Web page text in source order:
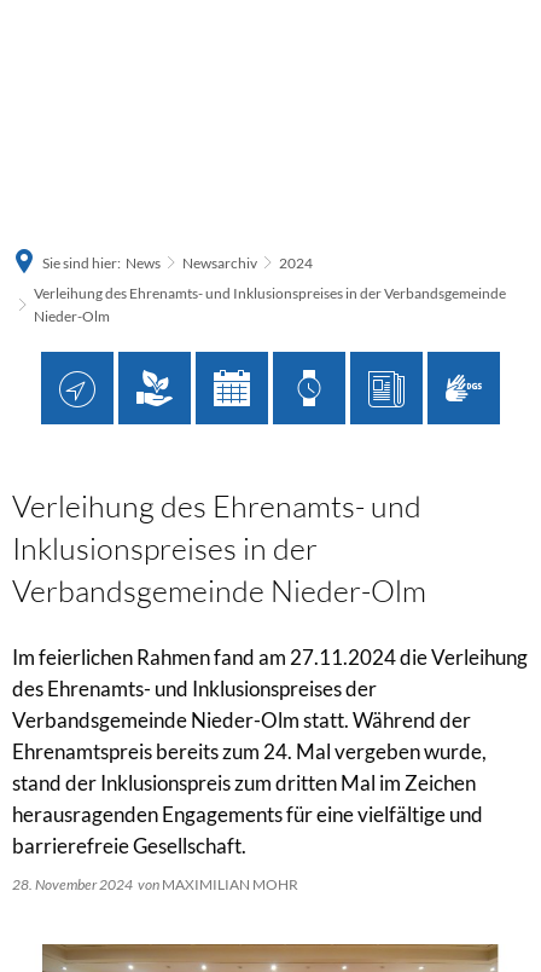
Sie sind hier: News Newsarchiv
2024
Verleihung des Ehrenamts- und Inklusionspreises in der Verbandsgemeinde
Nieder-Olm
Verleihung des Ehrenamts- und
Inklusionspreises in der
Verbandsgemeinde Nieder-Olm
Im feierlichen Rahmen fand am 27.11.2024 die Verleihung
des Ehrenamts- und Inklusionspreises der
Verbandsgemeinde Nieder-Olm statt. Während der
Ehrenamtspreis bereits zum 24. Mal vergeben wurde,
stand der Inklusionspreis zum dritten Mal im Zeichen
herausragenden Engagements für eine vielfältige und
barrierefreie Gesellschaft.
28. November 2024 von MAXIMILIAN MOHR